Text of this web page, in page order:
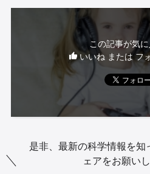
この記事が気
いいね または フ
是非、最新の科学情報を
ェアをお願い